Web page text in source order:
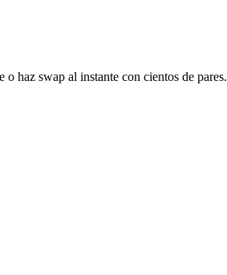
haz swap al instante con cientos de pares.